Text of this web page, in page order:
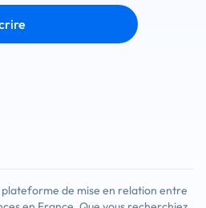
de mise en relation entre